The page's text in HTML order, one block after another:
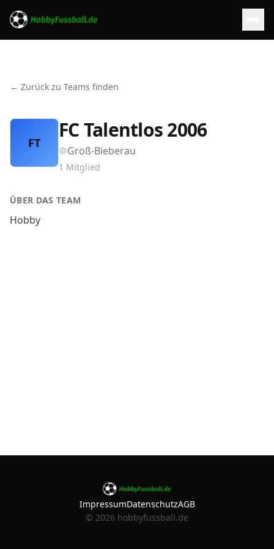
← Zurück zu Teams finden
FT
FC Talentlos 2006
Groß-Bieberau
1 Mitglied
ÜBER DAS TEAM
Hobby
ImpressumDatenschutzAGB
© 2026 hobbyfussball.de